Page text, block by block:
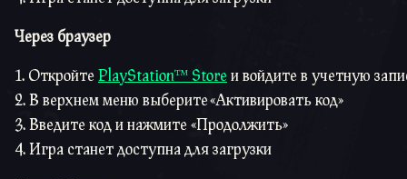
Через браузер
Откройте PlayStation™ Store и войдите в учетную
В верхнем меню выберите «Активировать код»
Введите код и нажмите «Продолжить»
Игра станет доступна для загрузки